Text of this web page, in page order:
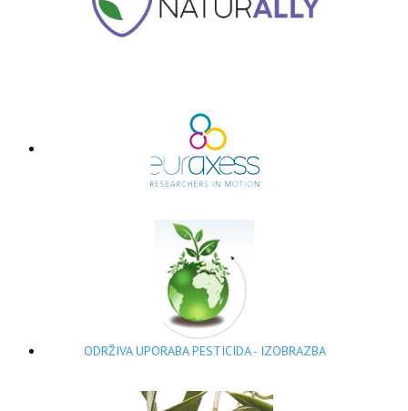
ODRŽIVA UPORABA PESTICIDA - IZOBRAZBA